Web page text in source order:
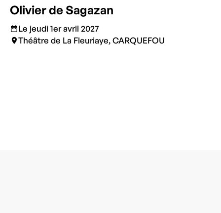
Olivier de Sagazan
Le jeudi 1er avril 2027
Théâtre de La Fleuriaye, CARQUEFOU